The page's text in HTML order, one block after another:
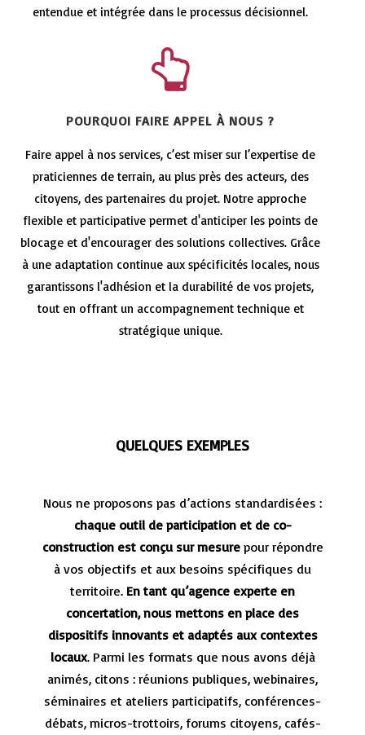
entendue et intégrée dans le processus décisionnel.
POURQUOI FAIRE APPEL À NOUS ?
Faire appel à nos services, c’est miser sur l’expertise de
praticiennes de terrain, au plus près des acteurs, des
citoyens, des partenaires du projet. Notre approche
flexible et participative permet d'anticiper les points de
blocage et d'encourager des solutions collectives. Grâce
à une adaptation continue aux spécificités locales, nous
garantissons l'adhésion et la durabilité de vos projets,
tout en offrant un accompagnement technique et
stratégique unique.
QUELQUES EXEMPLES
Nous ne proposons pas d’actions standardisées :
chaque outil de participation et de co-
construction est conçu sur mesurepour répondre
à vos objectifs et aux besoins spécifiques du
territoire. En tant qu’agence experte en
concertation, nous mettons en place des
dispositifs innovants et adaptés aux contextes
locaux. Parmi les formats que nous avons déjà
animés, citons : réunions publiques, webinaires,
séminaires et ateliers participatifs, conférences-
débats, micros-trottoirs, forums citoyens, cafés-